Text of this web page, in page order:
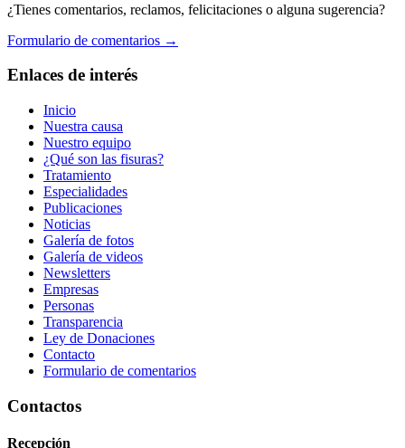
¿Tienes comentarios, reclamos, felicitaciones o alguna sugerencia?
Formulario de comentarios →
Enlaces de interés
Inicio
Nuestra causa
Nuestro equipo
¿Qué son las fisuras?
Tratamiento
Especialidades
Publicaciones
Noticias
Galería de fotos
Galería de videos
Newsletters
Empresas
Personas
Transparencia
Ley de Donaciones
Contacto
Formulario de comentarios
Contactos
Recepción